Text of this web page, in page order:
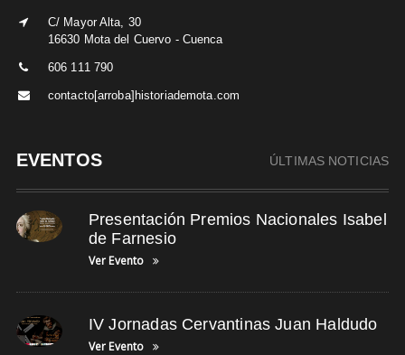
C/ Mayor Alta, 30
16630 Mota del Cuervo - Cuenca
606 111 790
contacto[arroba]historiademota.com
EVENTOS ÚLTIMAS NOTICIAS
Presentación Premios Nacionales Isabel
de Farnesio
Ver Evento
IV Jornadas Cervantinas Juan Haldudo
Ver Evento